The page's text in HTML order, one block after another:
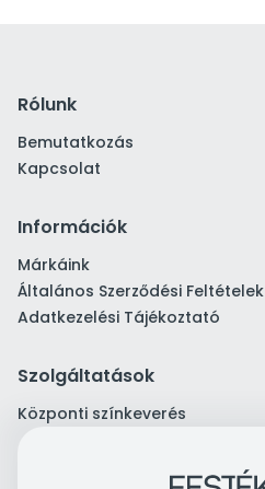
Rólunk
Bemutatkozás
Kapcsolat
Információk
Márkáink
Általános Szerződési Feltételek
Adatkezelési Tájékoztató
Szolgáltatások
Központi színkeverés